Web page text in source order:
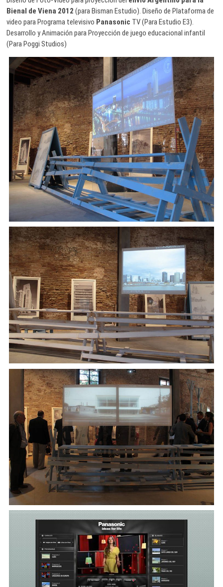
Bienal de Viena 2012 (para Bisman Estudio). Diseño de Plataforma de
video para Programa televisivo Panasonic TV (Para Estudio E3).
Desarrollo y Animación para Proyección de juego educacional infantil
(Para Poggi Studios)